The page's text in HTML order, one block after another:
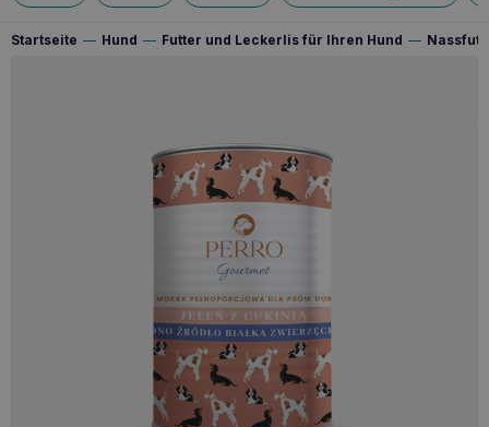
Startseite — Hund — Futter und Leckerlis für Ihren Hund —